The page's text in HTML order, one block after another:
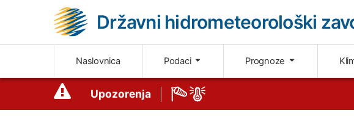
Državni hidrometeorološki
Naslovnica Podaci Prognoze
Upozorenja